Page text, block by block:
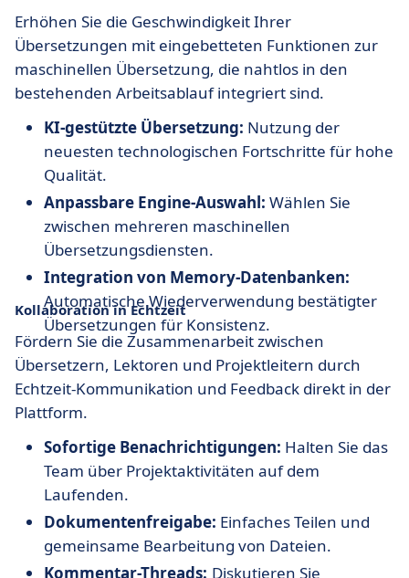
Erhöhen Sie die Geschwindigkeit Ihrer
Übersetzungen mit eingebetteten Funktionen zur
maschinellen Übersetzung, die nahtlos in den
bestehenden Arbeitsablauf integriert sind.
KI-gestützte Übersetzung: Nutzung der
neuesten technologischen Fortschritte für hohe
Qualität.
Anpassbare Engine-Auswahl: Wählen Sie
zwischen mehreren maschinellen
Übersetzungsdiensten.
Integration von Memory-Datenbanken:
Automatische Wiederverwendung bestätigter
Übersetzungen für Konsistenz.
Kollaboration in Echtzeit
Fördern Sie die Zusammenarbeit zwischen
Übersetzern, Lektoren und Projektleitern durch
Echtzeit-Kommunikation und Feedback direkt in der
Plattform.
Sofortige Benachrichtigungen: Halten Sie das
Team über Projektaktivitäten auf dem
Laufenden.
Dokumentenfreigabe: Einfaches Teilen und
gemeinsame Bearbeitung von Dateien.
Kommentar-Threads: Diskutieren Sie